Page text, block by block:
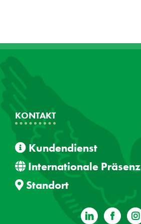
KONTAKT
Kundendienst
Internationale Präsenz
Standort